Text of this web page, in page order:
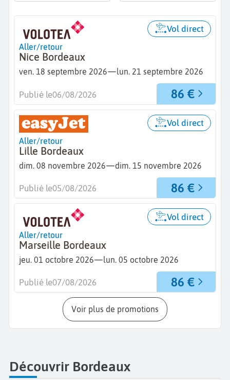
Aller/retour
Nice Bordeaux
ven. 18 septembre 2026—lun. 21 septembre 2026
Vol direct
86 €
Publié le06/08/2026
Aller/retour
Lille Bordeaux
dim. 08 novembre 2026—dim. 15 novembre 2026
Vol direct
86 €
Publié le05/08/2026
Aller/retour
Marseille Bordeaux
jeu. 01 octobre 2026— lun. 05 octobre 2026
Vol direct
86 €
Publié le07/08/2026
Voir plus de promotions
Découvrir Bordeaux